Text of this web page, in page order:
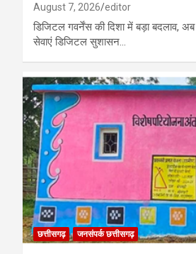
August 7, 2026 editor
डिजिटल गवर्नेंस की दिशा में बड़ा बदलाव,
सेवाएं डिजिटल सुशासन…
छत्तीसगढ़ जनसंपर्क छत्तीसगढ़